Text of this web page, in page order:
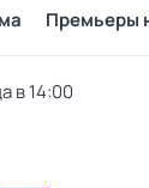
Премьеры
в 14:00